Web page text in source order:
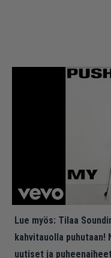
Lue myös: Tilaa
kahvitauolla puhutaan!
uutiset ja